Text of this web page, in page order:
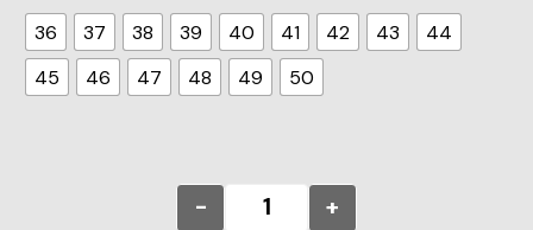
36 37 38 39 40 41 42 43
44
45
46 47 48 49 50
- +